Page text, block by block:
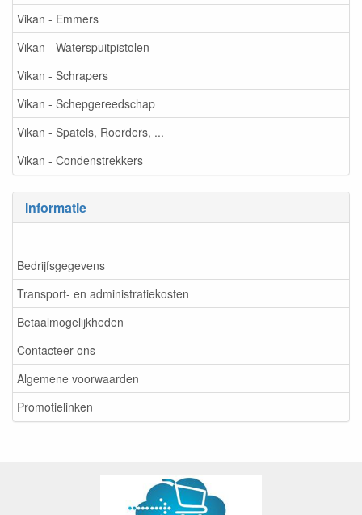
Vikan - Emmers
Vikan - Waterspuitpistolen
Vikan - Schrapers
Vikan - Schepgereedschap
Vikan - Spatels, Roerders, ...
Vikan - Condenstrekkers
Informatie
-
Bedrijfsgegevens
Transport- en administratiekosten
Betaalmogelijkheden
Contacteer ons
Algemene voorwaarden
Promotielinken